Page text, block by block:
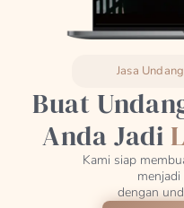
Jasa
Buat
Anda Jadi
Kami siap
dengan